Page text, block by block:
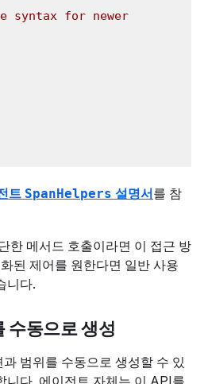
for newer
트 SpanHelpers 설명서를 참
한 메서드 호출이라면 이 접근 방
된 제어를 원한다면 일반 사용
니다.
수동으로 생성
범위를 수동으로 생성할 수 있